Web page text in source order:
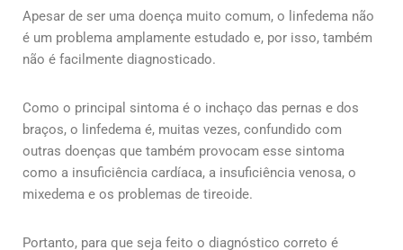
Apesar de ser uma doença muito comum, o linfedema não
é um problema amplamente estudado e, por isso, também
não é facilmente diagnosticado.
Como o principal sintoma é o inchaço das pernas e dos
braços, o linfedema é, muitas vezes, confundido com
outras doenças que também provocam esse sintoma
como a insuficiência cardíaca, a insuficiência venosa, o
mixedema e os problemas de tireoide.
Portanto, para que seja feito o diagnóstico correto é